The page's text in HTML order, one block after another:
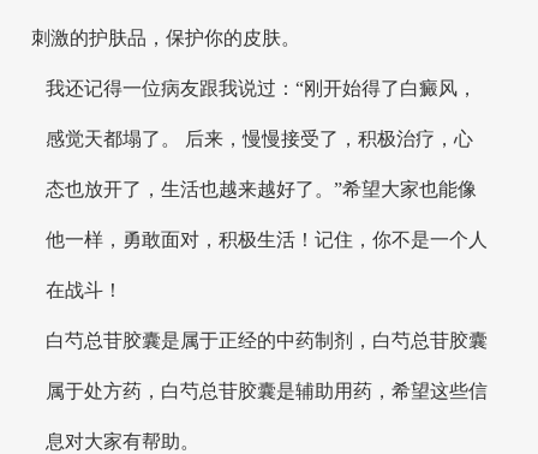
刺激的护肤品，保护你的皮肤。
我还记得一位病友跟我说过：“刚开始得了白癜风，
感觉天都塌了。 后来，慢慢接受了，积极治疗，心
态也放开了，生活也越来越好了。”希望大家也能像
他一样，勇敢面对，积极生活！记住，你不是一个人
在战斗！
白芍总苷胶囊是属于正经的中药制剂，白芍总苷胶囊
属于处方药，白芍总苷胶囊是辅助用药，希望这些信
息对大家有帮助。